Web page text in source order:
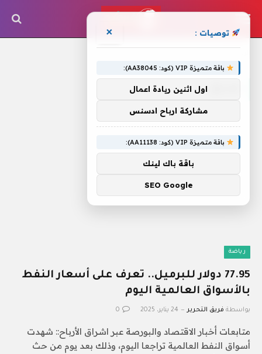
رياضة
77.95 دولار للبرميل.. تعرف على أسعار النفط
بالأسواق العالمية اليوم
بواسطة فريق التحرير 24 يناير، 2025 0
متابعات أخبار الاقتصاد والبورصة عبر اشراق الأرباح:: شهدت
أسواق النفط العالمية تراجعا اليوم، وذلك بعد يوم من حث
توصيات : ×
باقة متميزة VIP (كود: AA38045):
اول اثنين ريادة اعمال
مشاركة ارباح ادسنس
باقة متميزة VIP (كود: AA11138):
باقة باك لينك
SEO Google